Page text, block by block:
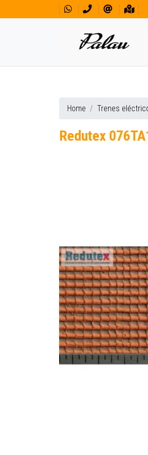
Home Trenes
Redutex